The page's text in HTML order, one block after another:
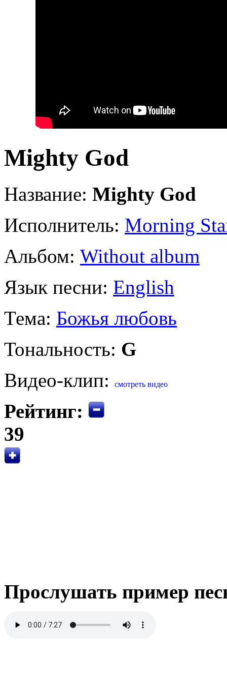
Mighty God
Название: Mighty God
Исполнитель: Morning
Альбом: Without album
Язык песни: English
Тема: Божья любовь
Тональность: G
Видео-клип:
смотреть видео
Рейтинг:
39
Прослушать пример